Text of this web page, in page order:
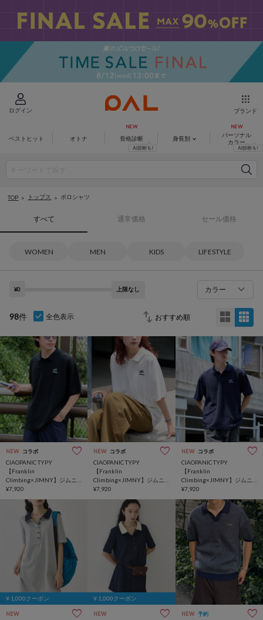
ログイン ブランド
ベストヒット オトナ 骨格診断 身長別
パーソナル
カラー
TOP トップス ポロシャツ
すべて 通常価格 セール価格
WOMEN MEN KIDS LIFESTYLE
¥0 上限なし カラー
98件 全色表示
NEW コラボ
CIAOPANIC TYPY
【Franklin
Climbing×JIMNY】ジムニ
ー刺繍ポロシャツ
¥7,920
NEW コラボ
CIAOPANIC TYPY
【Franklin
Climbing×JIMNY】ジムニ
ー刺繍ポロシャツ
¥7,920
NEW コラボ
CIAOPANIC TYPY
【Franklin
Climbing×JIMNY】ジムニ
ー刺繍ポロシャツ
¥7,920
￥1,000クーポン
NEW
￥1,000クーポン
NEW NEW 予約